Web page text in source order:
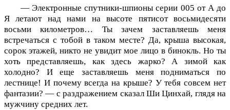
— Электронные спутники-шпионы серии 005 от А до
Я летают над нами на высоте пятисот восьмидесяти
восьми километров… Ты зачем заставляешь меня
встречаться с тобой в таком месте? Да, крыша высокая,
сорок этажей, никто не увидит мое лицо в бинокль. Но ты
хоть представляешь, как здесь жарко? А зимой как
холодно? И еще заставляешь меня подниматься по
лестнице! И почему всегда на крыше? У тебя совсем нет
фантазии? — с раздражением сказал Ши Цинхай, глядя на
мужчину средних лет.